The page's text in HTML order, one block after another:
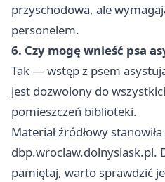
przyschodowa, ale
personelem.
6. Czy mogę wnieść psa
Tak — wstęp z psem
jest dozwolony do
pomieszczeń biblioteki.
Materiał źródłowy
dbp.wroclaw.dolnyslask.pl.
pamiętaj, warto sprawdzić